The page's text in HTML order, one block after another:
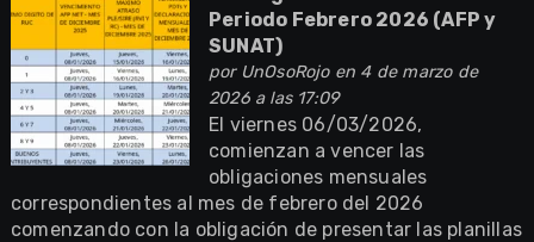
Periodo Febrero 2026 (AFP y
SUNAT)
por UnOsoRojoen 4 de marzo de
2026 a las 17:09
El viernes 06/03/2026,
comienzan a vencer las
obligaciones mensuales
correspondientes al mes de febrero del 2026
comenzando con la obligación de presentar las planillas